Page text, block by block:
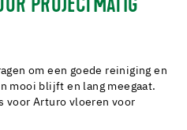
PROJECTMATIG
om een goede reiniging en
mooi blijft en lang meegaat.
voor Arturo vloeren voor